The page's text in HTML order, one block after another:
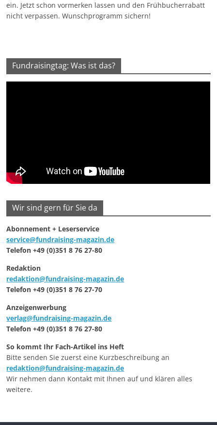
ein. Jetzt schon vormerken lassen und den Frühbucherrabatt
nicht verpassen. Wunschprogramm sichern!
Fundraisingtag: Was ist das?
Wir sind gern für Sie da
Abonnement + Leserservice
service@fundraising-magazin.de
Telefon +49 (0)351 8 76 27-80
Redaktion
redaktion@fundraising-magazin.de
Telefon +49 (0)351 8 76 27-70
Anzeigenwerbung
verlag@fundraising-magazin.de
Telefon +49 (0)351 8 76 27-80
So kommt Ihr Fach-Artikel ins Heft
Bitte senden Sie zuerst eine Kurzbeschreibung an
redaktion@fundraising-magazin.de
Wir nehmen dann Kontakt mit Ihnen auf und klären alles
weitere.